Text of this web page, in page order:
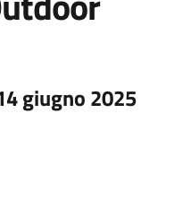
giugno 2025